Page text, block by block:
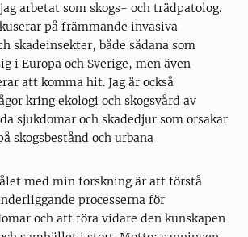
arbetat som skogs- och trädpatolog.
på främmande invasiva
skadeinsekter, både sådana som
i Europa och Sverige, men även
att komma hit. Jag är också
kring ekologi och skogsvård av
sjukdomar och skadedjur som orsakar
skogsbestånd och urbana
med min forskning är att förstå
processerna för
och att föra vidare den kunskapen